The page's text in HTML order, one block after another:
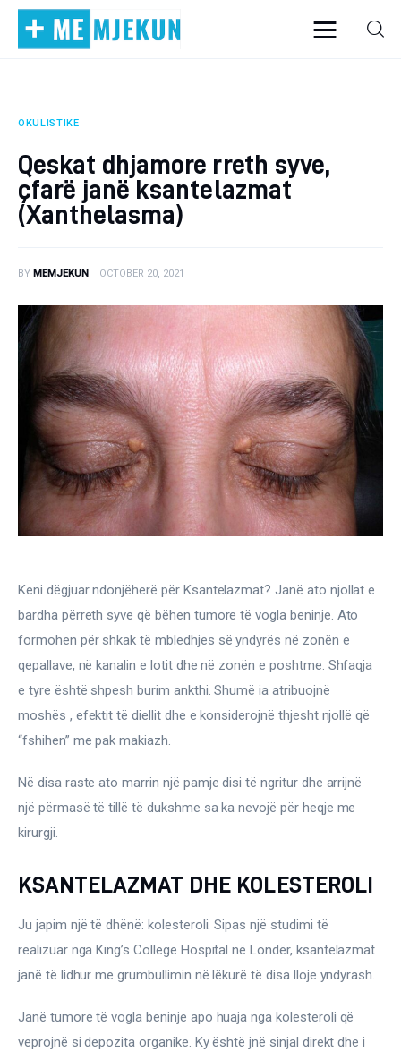
Home
Alergjite
Dermatologji
Embriologji
Gastroeneterologji
Gjinekologji/ Andrologji
Hematologji
Intervista
Laborator dhe Radiologji
Mirëqenie
Nena dhe Femija
Okulistike
Onkologji
Ortopedi dhe Fizioterapi
Psikologji
Regjim ushqimor
Sëmundje infektive
COVID-19
OKULISTIKE
Qeskat dhjamore rreth syve,
çfarë janë ksantelazmat
(Xanthelasma)
BY MEMJEKUN OCTOBER 20, 2021
Keni dëgjuar ndonjëherë për Ksantelazmat? Janë ato njollat e
bardha përreth syve që bëhen tumore të vogla beninje. Ato
formohen për shkak të mbledhjes së yndyrës në zonën e
qepallave, në kanalin e lotit dhe në zonën e poshtme. Shfaqja
e tyre është shpesh burim ankthi. Shumë ia atribuojnë
moshës , efektit të diellit dhe e konsiderojnë thjesht njollë që
“fshihen” me pak makiazh.
Në disa raste ato marrin një pamje disi të ngritur dhe arrijnë
një përmasë të tillë të dukshme sa ka nevojë për heqje me
kirurgji.
KSANTELAZMAT DHE KOLESTEROLI
Ju japim një të dhënë: kolesteroli. Sipas një studimi të
realizuar nga King’s College Hospital në Londër, ksantelazmat
janë të lidhur me grumbullimin në lëkurë të disa lloje yndyrash.
Janë tumore të vogla beninje apo huaja nga kolesteroli që
veprojnë si depozita organike. Ky është jnë sinjal direkt dhe i